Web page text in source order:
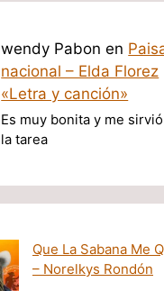
wendy Pabon en
nacional – Elda Florez
«Letra y canción»
Es muy bonita y me
la tarea
Que La Sabana Me
– Norelkys Rondón